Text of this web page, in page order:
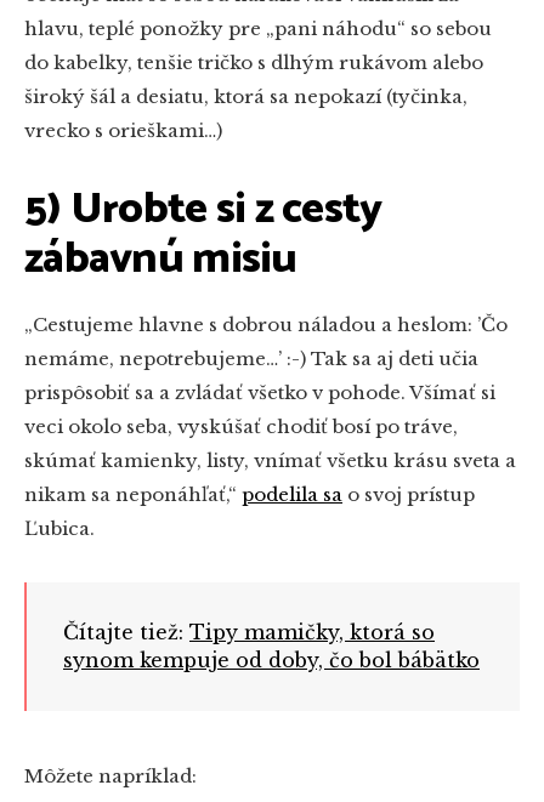
hlavu, teplé ponožky pre „pani náhodu“ so sebou
do kabelky, tenšie tričko s dlhým rukávom alebo
široký šál a desiatu, ktorá sa nepokazí (tyčinka,
vrecko s orieškami…)
5) Urobte si z cesty
zábavnú misiu
„Cestujeme hlavne s dobrou náladou a heslom: ’Čo
nemáme, nepotrebujeme…’ :-) Tak sa aj deti učia
prispôsobiť sa a zvládať všetko v pohode. Všímať si
veci okolo seba, vyskúšať chodiť bosí po tráve,
skúmať kamienky, listy, vnímať všetku krásu sveta a
nikam sa neponáhľať,“ podelila sa o svoj prístup
Ľubica.
Čítajte tiež: Tipy mamičky, ktorá so
synom kempuje od doby, čo bol bábätko
Môžete napríklad: